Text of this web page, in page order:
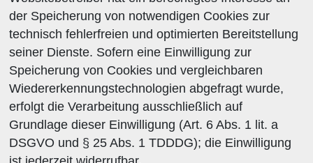
der Speicherung von notwendigen Cookies zur
technisch fehlerfreien und optimierten Bereitstellung
seiner Dienste. Sofern eine Einwilligung zur
Speicherung von Cookies und vergleichbaren
Wiedererkennungstechnologien abgefragt wurde,
erfolgt die Verarbeitung ausschließlich auf
Grundlage dieser Einwilligung (Art. 6 Abs. 1 lit. a
DSGVO und § 25 Abs. 1 TDDDG); die Einwilligung